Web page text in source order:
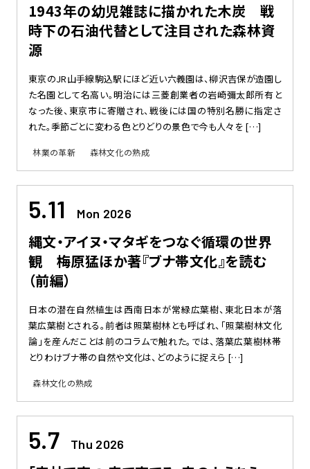
1943年の幼児雑誌に描かれた木炭 戦
時下の石油代替として注目された森林資
源
東京のJR山手線駒込駅にほど近い六義園は、柳沢吉保が造園し
た名園として名高い。明治には三菱創業者の岩崎彌太郎所有と
なった後、東京市に寄贈され、戦後には国の特別名勝に指定さ
れた。季節ごとに変わる色とりどりの景色で今も人々を […]
林業の革新 森林文化の熟成
5.11 Mon 2026
縄文・アイヌ・マタギをつなぐ循環の世界
観 梅原猛ほか著『ブナ帯文化』を読む
（前編）
日本の潜在自然植生は西南日本が常緑広葉樹、東北日本が落
葉広葉樹とされる。前者は照葉樹林とも呼ばれ、「照葉樹林文化
論」を産んだことは前のコラムで触れた。では、落葉広葉樹林帯――
とりわけブナ帯の自然や文化は、どのように捉えら […]
森林文化の熟成
5.7 Thu 2026